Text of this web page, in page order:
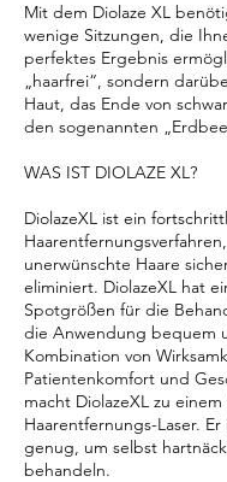
Mit dem Diolaze XL
wenige Sitzungen, die
perfektes Ergebnis
„haarfrei“, sondern
Haut, das Ende von
den sogenannten
WAS IST DIOLAZE XL?
DiolazeXL ist ein
unerwünschte Haare
eliminiert. DiolazeXL hat
Spotgrößen für die
die Anwendung bequem
Kombination von
Patientenkomfort und
macht DiolazeXL zu
Haarentfernungs-Laser.
genug, um selbst
behandeln.